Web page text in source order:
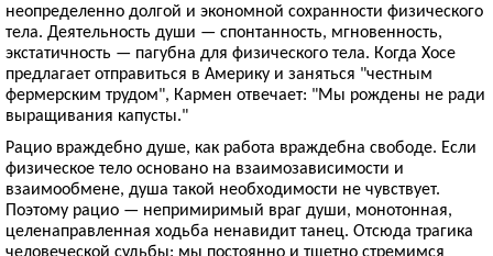
неопределенно долгой и экономной сохранности физического
тела. Деятельность души — спонтанность, мгновенность,
экстатичность — пагубна для физического тела. Когда Хосе
предлагает отправиться в Америку и заняться "честным
фермерским трудом", Кармен отвечает: "Мы рождены не ради
выращивания капусты."
Рацио враждебно душе, как работа враждебна свободе. Если
физическое тело основано на взаимозависимости и
взаимообмене, душа такой необходимости не чувствует.
Поэтому рацио — непримиримый враг души, монотонная,
целенаправленная ходьба ненавидит танец. Отсюда трагика
человеческой судьбы: мы постоянно и тщетно стремимся